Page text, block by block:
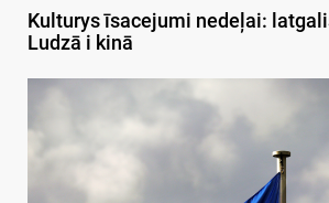
Kulturys īsacejumi nedeļai:
Ludzā i kinā